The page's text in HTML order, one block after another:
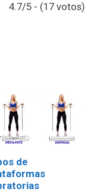
4.7/5 - (17 votos)
de